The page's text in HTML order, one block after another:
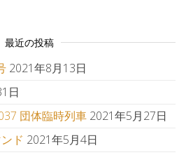
最近の投稿
2021年8月13日
日
団体臨時列車 2021年5月27日
ド 2021年5月4日